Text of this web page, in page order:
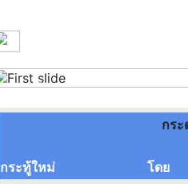
Previous
กร
กระทู้ใหม่
โดย